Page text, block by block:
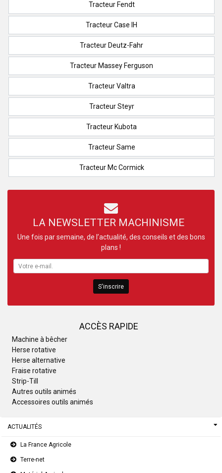
ACCÈS RAPIDE
Machine à bêcher
Herse rotative
Herse alternative
Fraise rotative
Strip-Till
Autres outils animés
Accessoires outils animés
Tracteur Fendt
Tracteur Case IH
Tracteur Deutz-Fahr
Tracteur Massey Ferguson
Tracteur Valtra
Tracteur Steyr
Tracteur Kubota
Tracteur Same
Tracteur Mc Cormick
LA NEWSLETTER MACHINISME
Une fois par semaine, de l’actualité, des conseils et des bons
plans !
S'inscrire
ACTUALITÉS
La France Agricole
Terre-net